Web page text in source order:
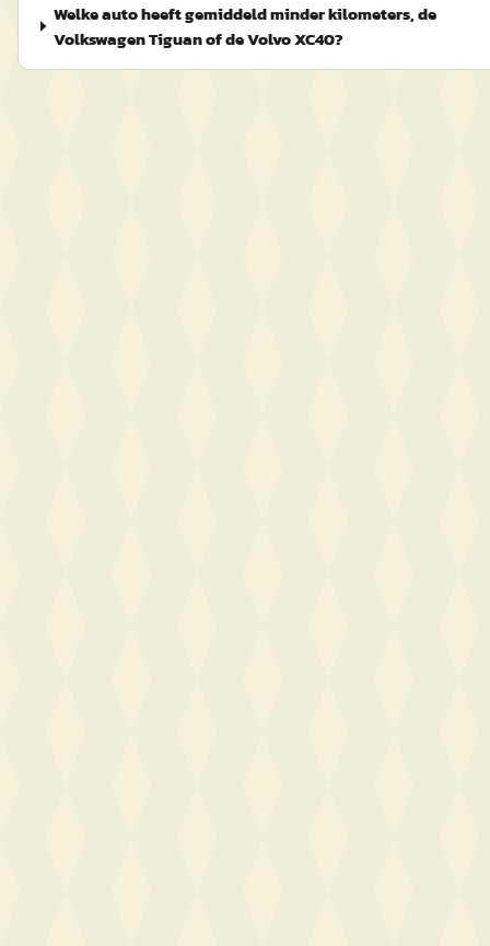
Welke auto heeft gemiddeld minder kilometers, de
Volkswagen Tiguan of de Volvo XC40?